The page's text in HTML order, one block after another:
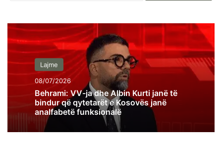
Lajme
08/07/2026
Behrami: VV-ja dhe Albin Kurti janë të
bindur që qytetarët e Kosovës janë
analfabetë funksionalë